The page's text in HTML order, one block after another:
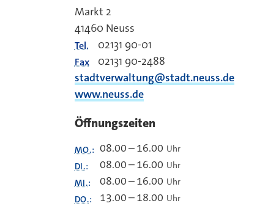
Markt 2
41460 Neuss
Tel. 02131 90-01
Fax
02131 90-2488
stadtverwaltung@stadt.neuss.de
www.neuss.de
Öffnungszeiten
MO.: 08.00–16.00 Uhr
DI.: 08.00–16.00 Uhr
MI.: 08.00–16.00 Uhr
DO.: 13.00–18.00 Uhr